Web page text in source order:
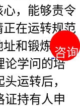
咨询
咨询
，能够责令
在运转规范
址和锻炼授
论学问的培
运转后，
证持有人申